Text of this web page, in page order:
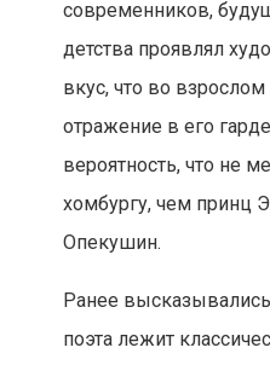
современников,
детства проявлял
вкус, что во
отражение в его
вероятность, что не
хомбургу, чем принц
Опекушин.
Ранее
поэта лежит